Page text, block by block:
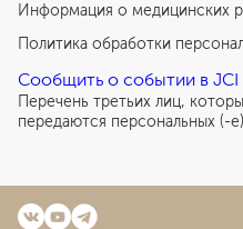
Информация о медицинских
Политика обработки
Сообщить о событии в JCI
Перечень третьих лиц,
передаются персональных (-